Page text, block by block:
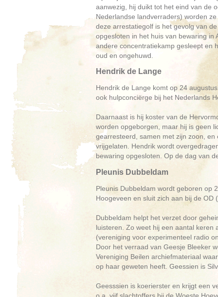
aanwezig, hij duikt tot het eind van de
Nederlandse landverraders) worden
deze arrestatiegolf is het gevolg van
opgesloten in het huis van bewaring
andere concentratiekamp gesleept en
oud en ongehuwd.
Hendrik de Lange
Hendrik de Lange komt op 24
ook hulpconciërge bij het Nederlands
Daarnaast is hij koster van de
worden opgeborgen, maar hij is geen
gearresteerd, samen met zijn zoon,
vrijgelaten. Hendrik wordt
bewaring opgesloten. Op de dag van
Pleunis Dubbeldam
Pleunis Dubbeldam wordt geboren op
Hoogeveen en sluit zich aan bij de
Dubbeldam helpt het verzet door
luisteren. Zo weet hij een aantal keren
(vereniging voor experimenteel radio
Door het verraad van Geesje Bleeker
Vereniging Beilen archiefmateriaal
op haar geweten heeft. Geessien is
Geesssien is koerierster en krijgt een